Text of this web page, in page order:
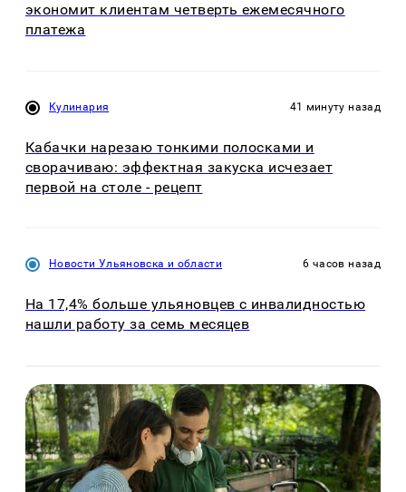
экономит клиентам четверть ежемесячного
платежа
Кулинария 41 минуту назад
Кабачки нарезаю тонкими полосками и
сворачиваю: эффектная закуска исчезает
первой на столе - рецепт
Новости Ульяновска и области 6 часов назад
На 17,4% больше ульяновцев с инвалидностью
нашли работу за семь месяцев